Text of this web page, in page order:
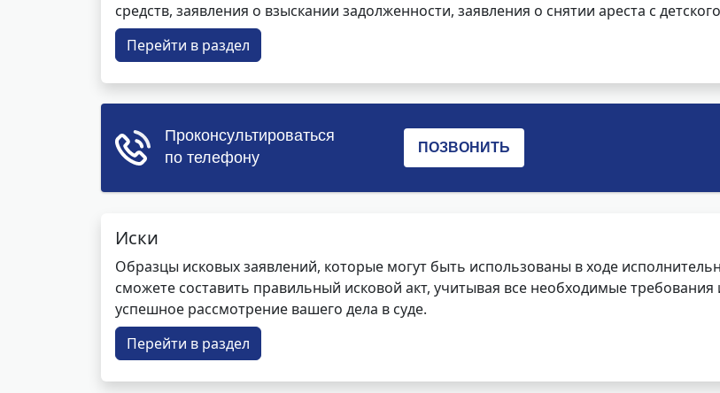
средств, заявления о взыскании задолженности, заявления о снятии ареста с
Перейти в раздел
Иски
Образцы исковых заявлений, которые могут быть использованы в ходе
сможете составить правильный исковой акт, учитывая все необходимые
успешное рассмотрение вашего дела в суде.
Перейти в раздел